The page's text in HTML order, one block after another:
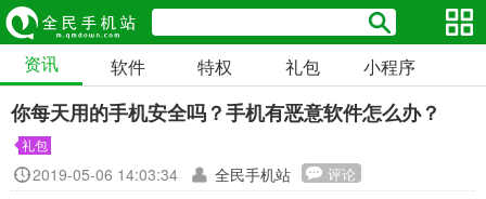
资讯 软件 特权 礼包 小程序
你每天用的手机安全吗？手机有恶意软件怎么办？
礼包
2019-05-06 14:03:34 全民手机站 评论